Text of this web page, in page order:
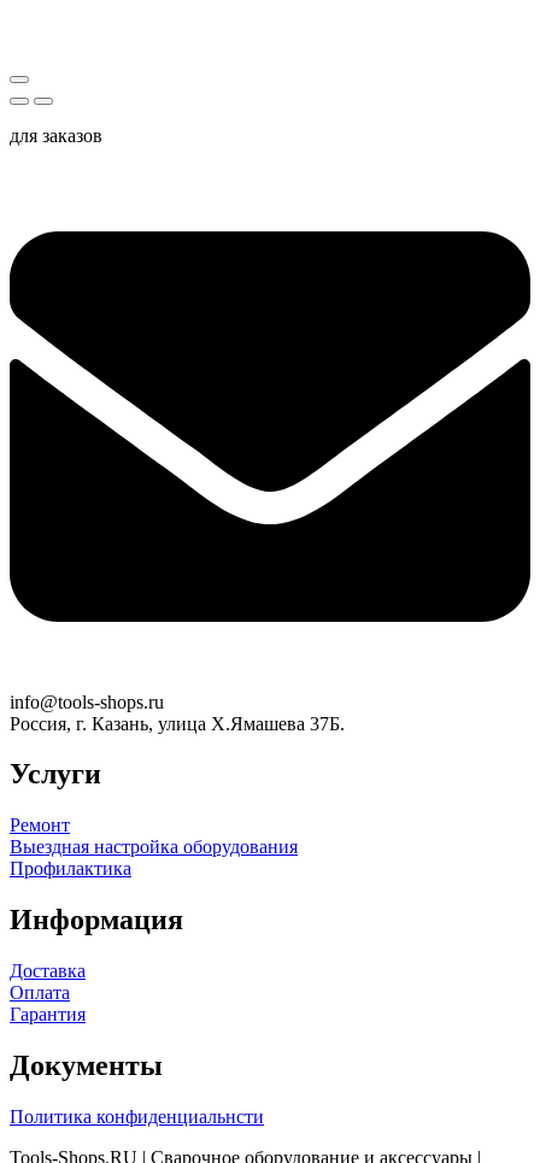
для заказов
info@tools-shops.ru
Россия, г. Казань, улица Х.Ямашева 37Б.
Услуги
Ремонт
Выездная настройка оборудования
Профилактика
Информация
Доставка
Оплата
Гарантия
Документы
Политика конфиденциальнсти
Tools-Shops.RU | Сварочное оборудование и аксессуары |